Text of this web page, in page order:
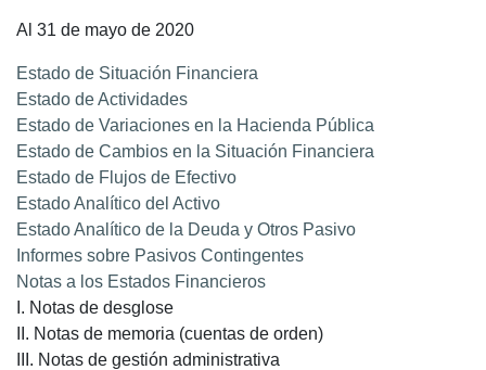
Al 31 de mayo de 2020
Estado de Situación Financiera
Estado de Actividades
Estado de Variaciones en la Hacienda Pública
Estado de Cambios en la Situación Financiera
Estado de Flujos de Efectivo
Estado Analítico del Activo
Estado Analítico de la Deuda y Otros Pasivo
Informes sobre Pasivos Contingentes
Notas a los Estados Financieros
I. Notas de desglose
II. Notas de memoria (cuentas de orden)
III. Notas de gestión administrativa